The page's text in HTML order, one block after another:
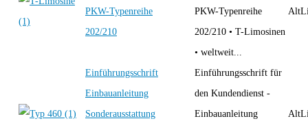
PKW-Typenreihe
202/210
PKW-Typenreihe
202/210 • T-Limosinen
• weltweit...
Einführungsschrift
Einbauanleitung
Sonderausstattung
Einführungsschrift für
den Kundendienst -
Einbauanleitung